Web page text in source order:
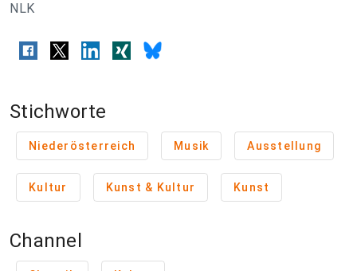
NLK
Stichworte
Niederösterreich Musik Ausstellung
Kultur Kunst & Kultur Kunst
Channel